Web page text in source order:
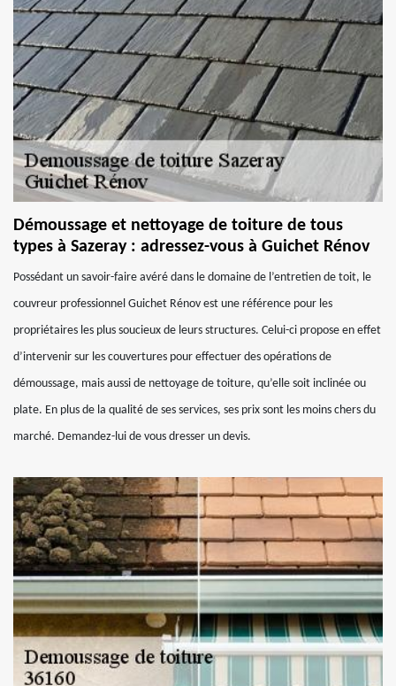
Démoussage et nettoyage de toiture de tous
types à Sazeray : adressez-vous à Guichet Rénov
Possédant un savoir-faire avéré dans le domaine de l’entretien de toit, le
couvreur professionnel Guichet Rénov est une référence pour les
propriétaires les plus soucieux de leurs structures. Celui-ci propose en effet
d’intervenir sur les couvertures pour effectuer des opérations de
démoussage, mais aussi de nettoyage de toiture, qu’elle soit inclinée ou
plate. En plus de la qualité de ses services, ses prix sont les moins chers du
marché. Demandez-lui de vous dresser un devis.